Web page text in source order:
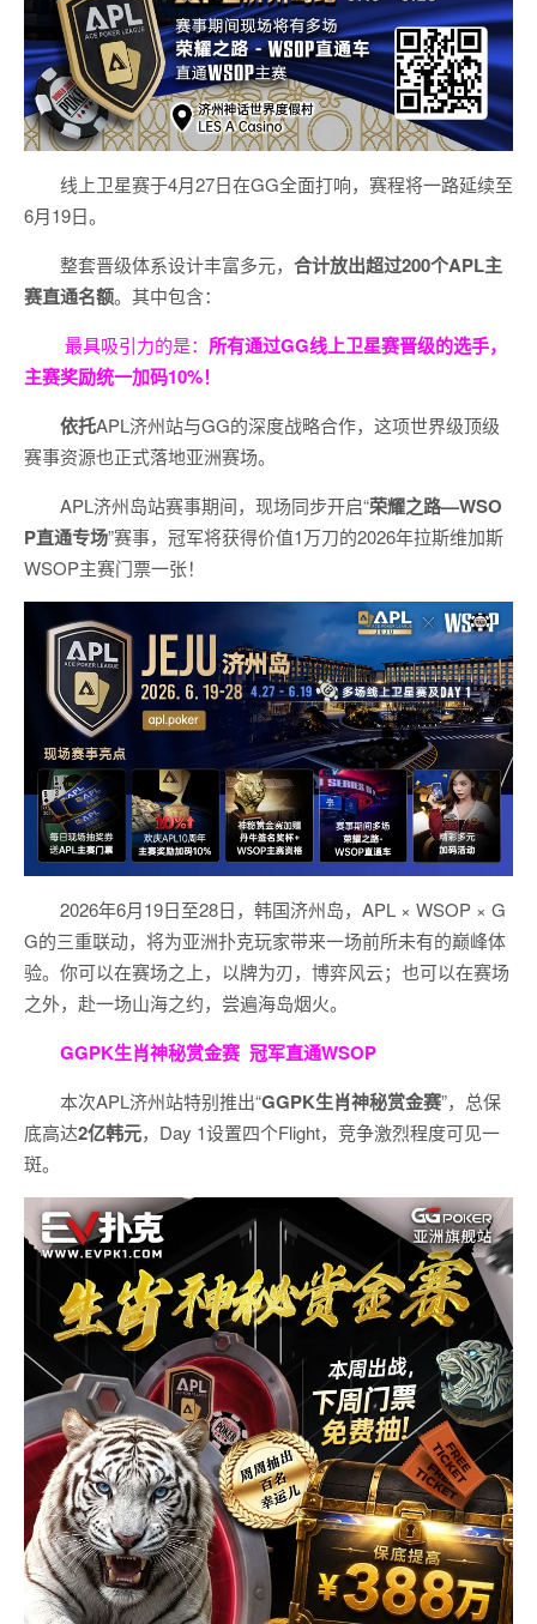
线上卫星赛于4月27日在GG全面打响，赛程将一路延续至
6月19日。
整套晋级体系设计丰富多元， 合计放出超过200个APL主
赛直通名额。其中包含：
最具吸引力的是： 所有通过GG线上卫星赛晋级的选手，
主赛奖励统一加码10%！
依托APL济州站与GG的深度战略合作，这项世界级顶级
赛事资源也正式落地亚洲赛场。
APL济州岛站赛事期间，现场同步开启“荣耀之路—WSO
P直通专场”赛事，冠军将获得价值1万刀的2026年拉斯维加斯
WSOP主赛门票一张！
2026年6月19日至28日，韩国济州岛，APL × WSOP × G
G的三重联动，将为亚洲扑克玩家带来一场前所未有的巅峰体
验。 你可以在赛场之上，以牌为刃，博弈风云；也可以在赛场
之外，赴一场山海之约，尝遍海岛烟火。
GGPK生肖神秘赏金赛 冠军直通WSOP
本次APL济州站特别推出“GGPK生肖神秘赏金赛”，总保
底高达2亿韩元，Day 1设置四个Flight，竞争激烈程度可见一
斑。